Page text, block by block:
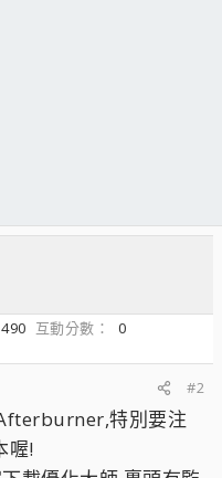
490 互動分數
0
#2
特別要注
喔!